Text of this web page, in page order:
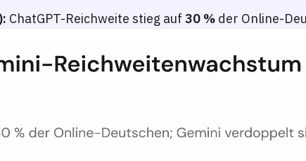
ChatGPT-Reichweite stieg auf 30 % der Online-